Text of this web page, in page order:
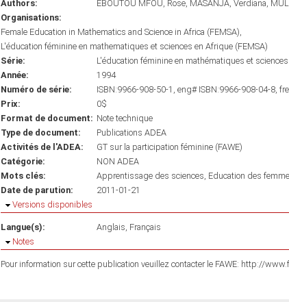
Authors: EBOUTOU MFOU, Rose MASANJA, Verdiana
Organisations:
Female Education in Mathematics and Science in Africa (FEMSA)
L'éducation féminine en mathematiques et sciences en Afrique (FEMSA)
Série:
L'éducation féminine en mathématiques et
Année:
1994
Numéro de série:
ISBN:9966-908-50-1, eng# ISBN:9966-908-04-8, fre
Prix:
0$
Format de document: Note technique
Type de document:
Publications ADEA
Activités de l'ADEA:
GT sur la participation féminine (FAWE)
Catégorie:
NON ADEA
Mots clés:
Apprentissage des sciences Education des
Date de parution:
2011-01-21
Masquer
Versions disponibles
Langue(s): Anglais Français
Masquer
Notes
Pour information sur cette publication veuillez contacter le FAWE: http://